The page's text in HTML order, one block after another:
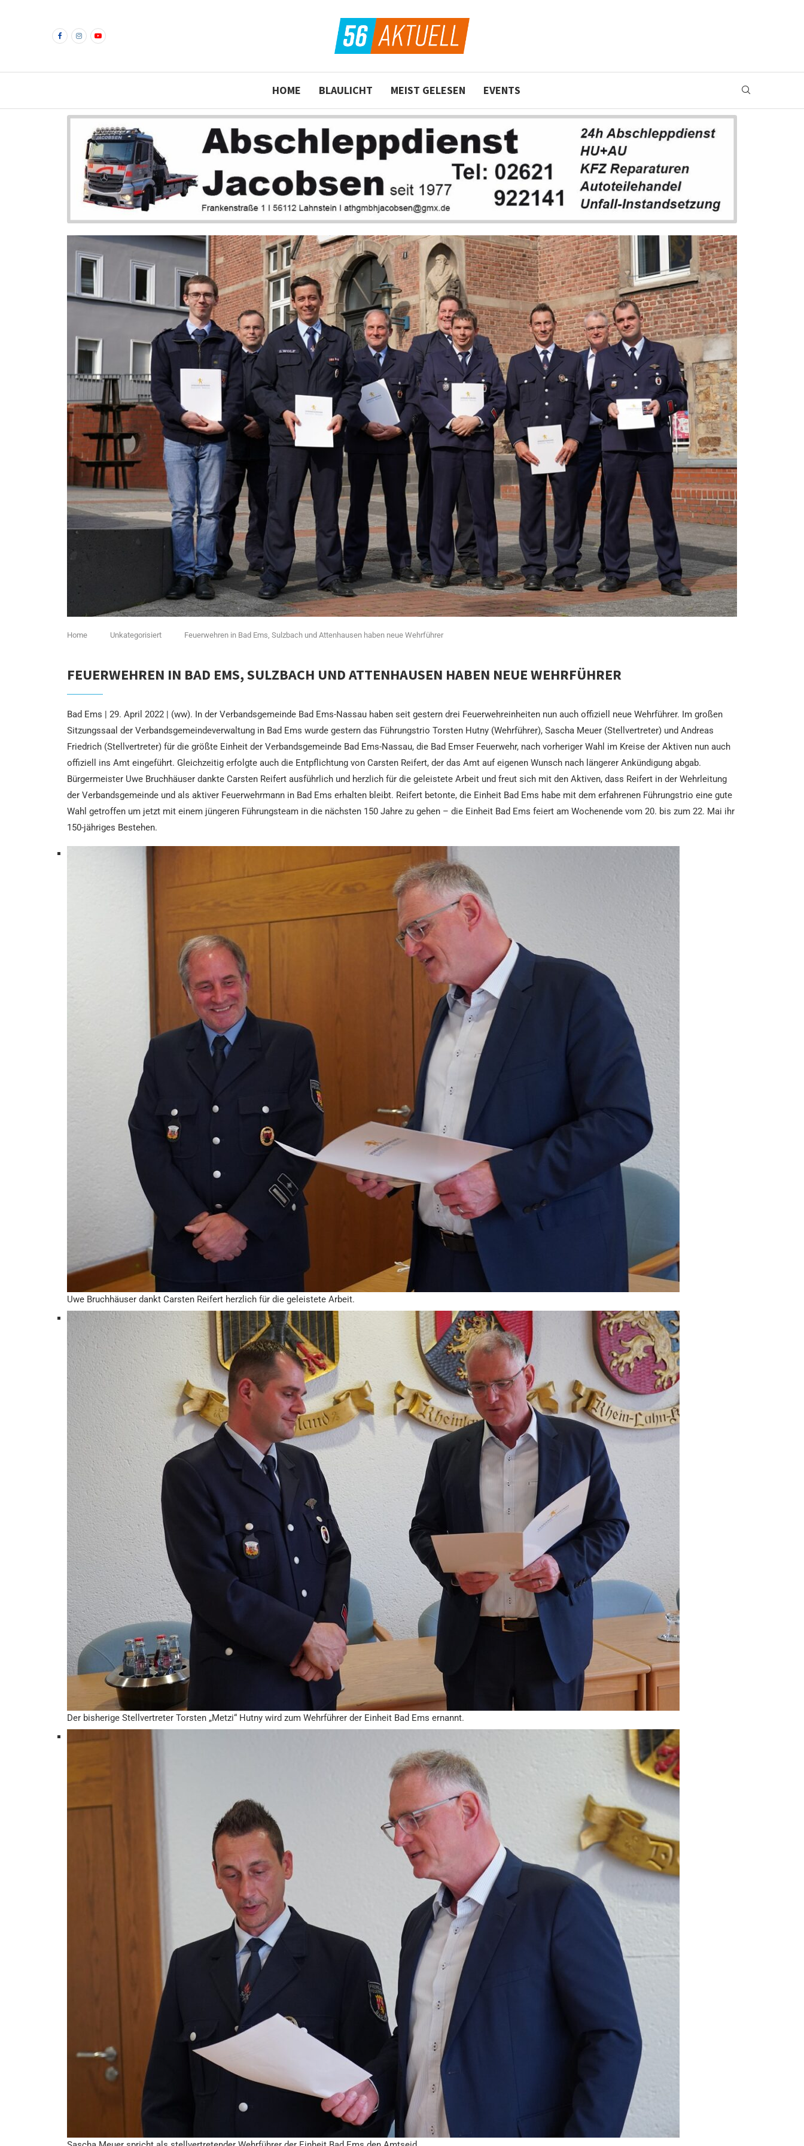
HOME BLAULICHT MEIST GELESEN EVENTS
Home Unkategorisiert Feuerwehren in Bad Ems, Sulzbach und Attenhausen haben neue Wehrführer
FEUERWEHREN IN BAD EMS, SULZBACH UND ATTENHAUSEN HABEN NEUE WEHRFÜHRER
Bad Ems | 29. April 2022 | (ww). In der Verbandsgemeinde Bad Ems-Nassau haben seit gestern drei Feuerwehreinheiten nun auch offiziell neue Wehrführer. Im großen
Sitzungssaal der Verbandsgemeindeverwaltung in Bad Ems wurde gestern das Führungstrio Torsten Hutny (Wehrführer), Sascha Meuer (Stellvertreter) und Andreas
Friedrich (Stellvertreter) für die größte Einheit der Verbandsgemeinde Bad Ems-Nassau, die Bad Emser Feuerwehr, nach vorheriger Wahl im Kreise der Aktiven nun auch
offiziell ins Amt eingeführt. Gleichzeitig erfolgte auch die Entpflichtung von Carsten Reifert, der das Amt auf eigenen Wunsch nach längerer Ankündigung abgab.
Bürgermeister Uwe Bruchhäuser dankte Carsten Reifert ausführlich und herzlich für die geleistete Arbeit und freut sich mit den Aktiven, dass Reifert in der Wehrleitung
der Verbandsgemeinde und als aktiver Feuerwehrmann in Bad Ems erhalten bleibt. Reifert betonte, die Einheit Bad Ems habe mit dem erfahrenen Führungstrio eine gute
Wahl getroffen um jetzt mit einem jüngeren Führungsteam in die nächsten 150 Jahre zu gehen – die Einheit Bad Ems feiert am Wochenende vom 20. bis zum 22. Mai ihr
150-jähriges Bestehen.
Uwe Bruchhäuser dankt Carsten Reifert herzlich für die geleistete Arbeit.
Der bisherige Stellvertreter Torsten „Metzi“ Hutny wird zum Wehrführer der Einheit Bad Ems ernannt.